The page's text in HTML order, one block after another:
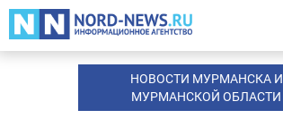
НОВОСТИ МУРМАНСКА И
МУРМАНСКОЙ ОБЛАСТИ